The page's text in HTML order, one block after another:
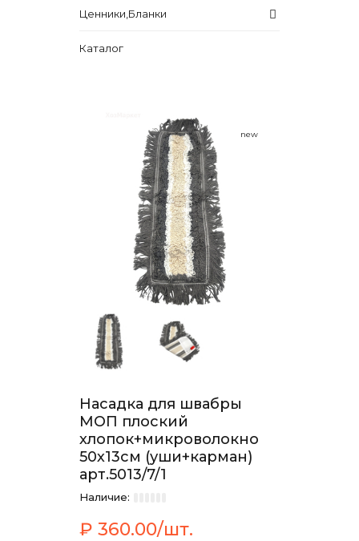
Ценники,Бланки
Каталог
new
Насадка для швабры
МОП плоский
хлопок+микроволокно
50х13см (уши+карман)
арт.5013/7/1
Наличие:
₽ 360.00/шт.